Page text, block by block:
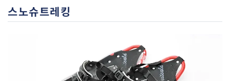
스노슈트레킹